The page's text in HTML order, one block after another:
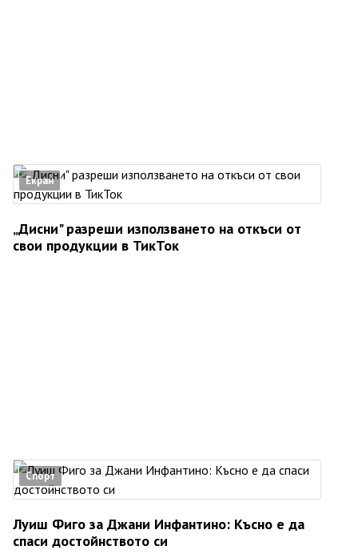
Екран
„Дисни" разреши използването на откъси от
свои продукции в ТикТок
Спорт
Луиш Фиго за Джани Инфантино: Късно е да
спаси достойнството си